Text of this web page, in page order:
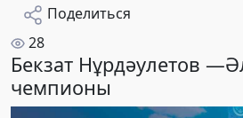
Поделиться
28
Бекзат Нұрдәулетов
чемпионы